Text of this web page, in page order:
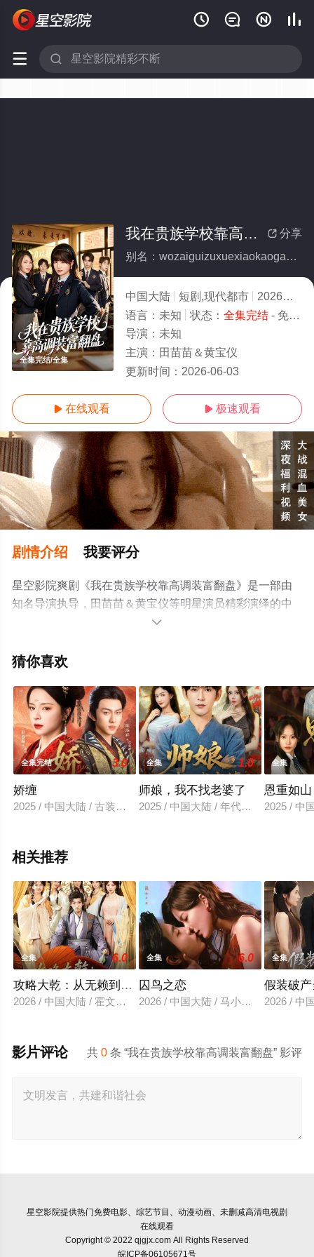
   
 
全集完结/全集
 分享
我在贵族学校靠高调装富翻盘(全集)
别名：wozaiguizuxuexiaokaogaodiaozhuangfufanpan
中国大陆 短剧,现代都市 2026
1.0
语言： 未知 状态： 全集完结- 免费在线观看
导演： 未知
主演： 田苗苗＆黄宝仪
更新时间： 2026-06-03
 在线观看  极速观看
剧情介绍 我要评分
星空影院爽剧《我在贵族学校靠高调装富翻盘》是一部由
知名导演执导，田苗苗＆黄宝仪等明星演员精彩演绎的中
国大陆电视剧，大结局剧情已揭晓（全集完结），手机免
多相关信息可移步至豆瓣电视剧、电视猫或剧情网等平台

猜你喜欢
全集完结 3.0
娇缠
2025 / 中国大陆 / 古装仙侠
全集 1.0
师娘，我不找老婆了
2025 / 中国大陆 / 年代穿越
全集
恩重如山
2025 / 中
相关推荐
全集 6.0
攻略大乾：从无赖到霸主
2026 / 中国大陆 / 霍文琦＆陈洁蕾
全集 6.0
囚鸟之恋
2026 / 中国大陆 / 马小宇&兰岚
全集
假装破
2026 / 中
共0 条 “我在贵族学校靠高调装富翻盘” 影评
影片评论
星空影院提供热门免费电影、综艺节目、动漫动画、未删减高清电视剧
在线观看
Copyright © 2022 qjgjx.com All Rights Reserved
皖ICP备06105671号